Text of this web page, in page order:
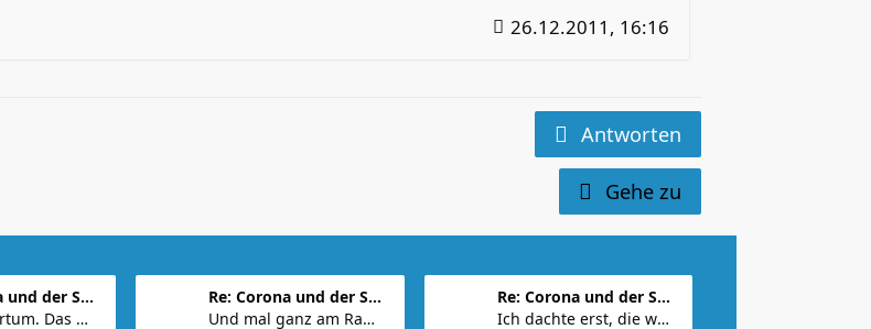
26.12.2011, 16:16
Antworten
Gehe zu
Re: Corona und der Sport
Ein Justizirrtum. Das war doch bestimmt Biden. Wir
Re: Corona und der Sport
Und mal ganz am Rande: Was hat Alice da überhaupt
Re: Corona und der Sport
Ich dachte erst, die wäre aus Game of Thrones.